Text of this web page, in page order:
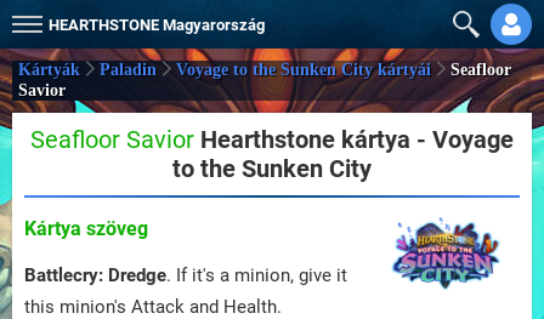
HEARTHSTONE Magyarország
Kártyák Paladin Voyage to the Sunken City kártyái
Seafloor
Savior
Seafloor Savior Hearthstone kártya - Voyage
to the Sunken City
Kártya szöveg
Battlecry: Dredge. If it's a minion, give it
this minion's Attack and Health.